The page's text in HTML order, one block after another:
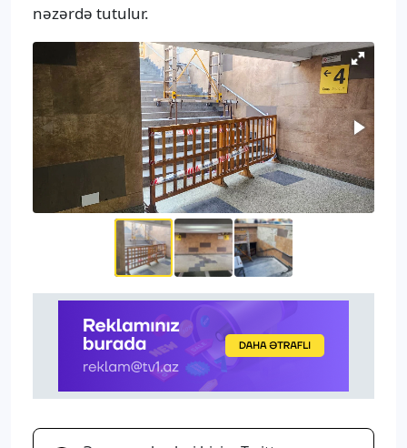
nəzərdə tutulur.